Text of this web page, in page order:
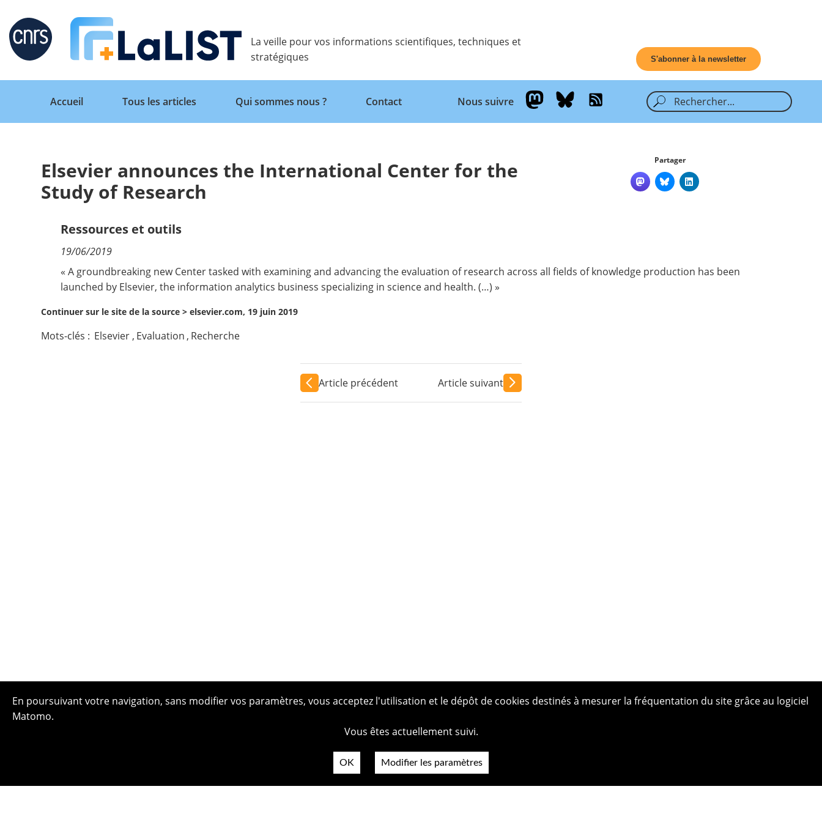
Retour
Accueil
Qui sommes nous ?
Nous suivre
La veille pour vos informations scientifiques, techniques et
stratégiques
S'abonner à la newsletter
Retour
Accueil
Tous les articles Qui sommes nous ? Contact Nous suivre
Elsevier announces the International Center for the
Study of Research
Partager
Ressources et outils
19/06/2019
« A groundbreaking newCentertasked with examining and advancing the evaluation of research across all fields of knowledge production has been
launched by Elsevier, the information analytics business specializing in science and health. (…) »
Continuer sur le site de la source >elsevier.com, 19 juin 2019
Mots-clés : Elsevier , Evaluation , Recherche
Article précédent Article suivant
En poursuivant votre navigation, sans modifier vos paramètres, vous acceptez l'utilisation et le dépôt de cookies destinés à mesurer la fréquentation du site grâce au logiciel
Matomo.
Vous êtes actuellement suivi.
OK Modifier les paramètres